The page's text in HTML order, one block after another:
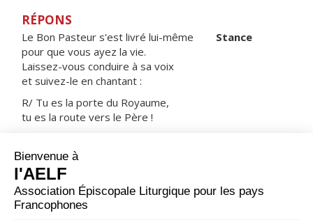
RÉPONS
Le Bon Pasteur s'est livré lui-même Stance
pour que vous ayez la vie.
Laissez-vous conduire à sa voix
et suivez-le en chantant :
R/ Tu es la porte du Royaume,
tu es la route vers le Père !
sur ceux qui espèrent son amour.
Pour nous préserver de la mort,
nous garder en vie au temps de la famine.